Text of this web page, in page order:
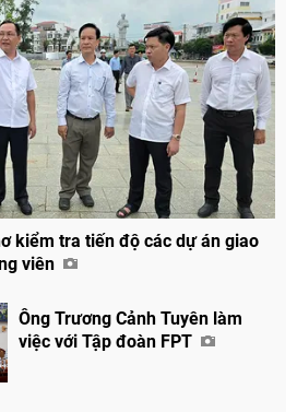
kiểm tra tiến độ các dự án giao
viên
Ông Trương Cảnh Tuyên làm
việc với Tập đoàn FPT